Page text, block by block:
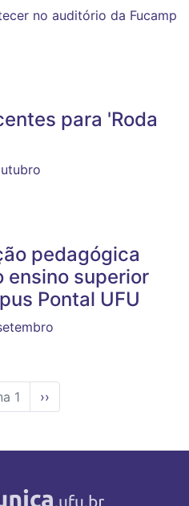
no auditório da Fucamp
para 'Roda
pedagógica
ensino superior
Pontal UFU
1
Próxima
página
››